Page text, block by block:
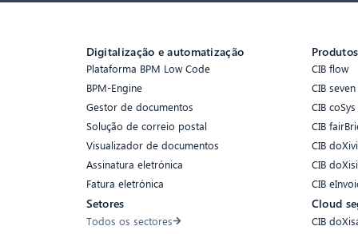
Digitalização e automatização
Plataforma BPM Low Code
BPM-Engine
Gestor de documentos
Solução de correio postal
Visualizador de documentos
Assinatura eletrónica
Fatura eletrónica
Setores
Todos os sectores
Produtos
CIB flow
CIB seven
CIB coSys
CIB
CIB
CIB
CIB
Cloud
CIB